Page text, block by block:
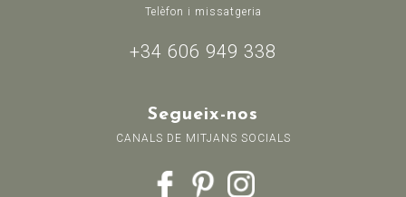
Telèfon i missatgeria
+34 606 949 338
Segueix-nos
CANALS DE MITJANS SOCIALS